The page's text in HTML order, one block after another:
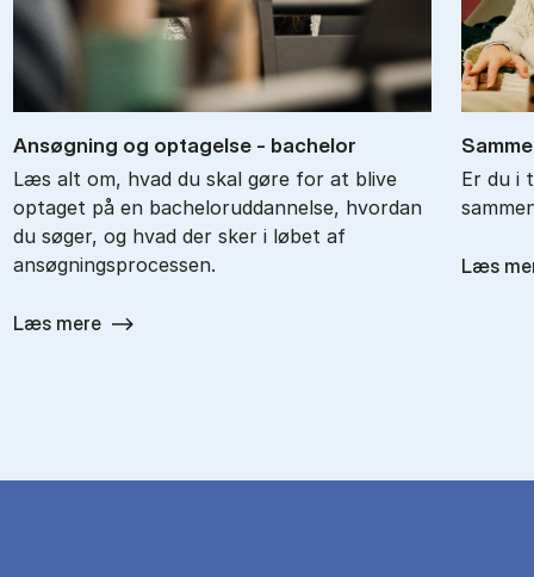
An­søg­ning og op­ta­gel­se - ba­chel­or
Læs alt om, hvad du skal gøre for at blive
optaget på en bacheloruddannelse, hvordan
du søger, og hvad der sker i løbet af
ansøgningsprocessen.
Læs mere
Er du i
Læs